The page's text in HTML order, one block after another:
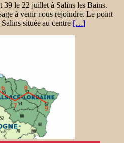
39 le 22 juillet à Salins les Bains.
à venir nous rejoindre. Le point
située au centre […]